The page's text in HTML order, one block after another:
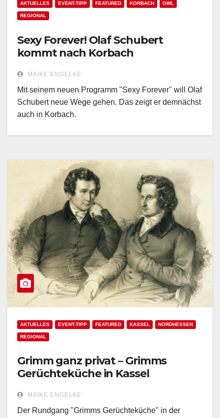
AKTUELLES EVENT-TIPP FEATURED KORBACH OWL
REGIONAL
Sexy Forever! Olaf Schubert
kommt nach Korbach
MAIKE ENGELKE
Mit seinem neuen Programm "Sexy Forever" will Olaf
Schubert neue Wege gehen. Das zeigt er demnächst
auch in Korbach.
AKTUELLES EVENT-TIPP FEATURED KASSEL NORDHESSEN
REGIONAL
Grimm ganz privat – Grimms
Gerüchteküche in Kassel
MAIKE ENGELKE
Der Rundgang "Grimms Gerüchteküche" in der